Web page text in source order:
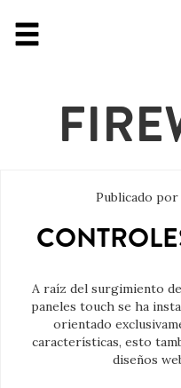
Publicado por
A raíz del surgimiento
paneles touch se ha
orientado
características, esto
diseños